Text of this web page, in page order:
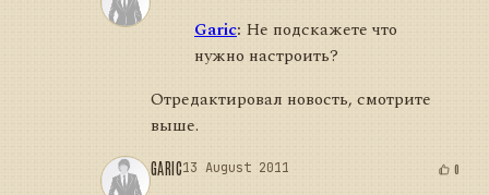
Garic: Не подскажете что
нужно настроить?
Отредактировал новость, смотрите
выше.
GARIC13 August 2011 0